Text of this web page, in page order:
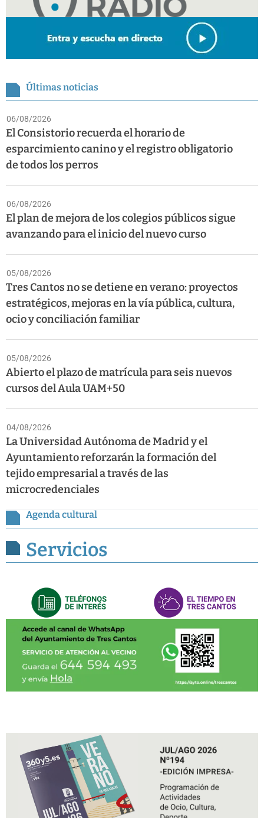
Últimas noticias
06/08/2026
El Consistorio recuerda el horario de
esparcimiento canino y el registro obligatorio
de todos los perros
06/08/2026
El plan de mejora de los colegios públicos sigue
avanzando para el inicio del nuevo curso
05/08/2026
Tres Cantos no se detiene en verano: proyectos
estratégicos, mejoras en la vía pública, cultura,
ocio y conciliación familiar
05/08/2026
Abierto el plazo de matrícula para seis nuevos
cursos del Aula UAM+50
04/08/2026
La Universidad Autónoma de Madrid y el
Ayuntamiento reforzarán la formación del
tejido empresarial a través de las
microcredenciales
Agenda cultural
Servicios